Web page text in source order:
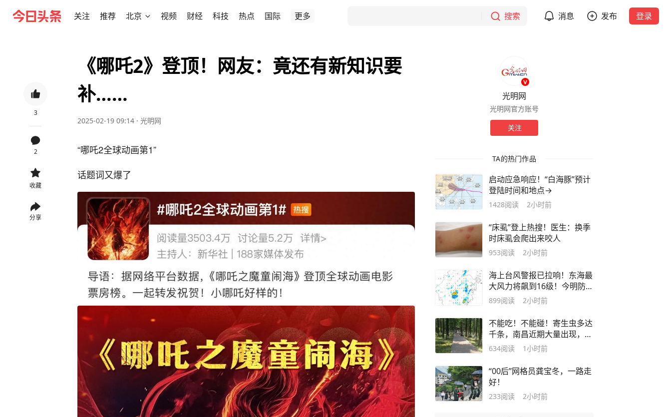
关注 推荐 北京 视频 财经 科技 热点 国际 更多 搜索 消息 发布 登录
3
2
收藏
分享
《哪吒2》登顶！网友：竟还有新知识要
补……
2025-02-19 09:14 · 光明网
“哪吒2全球动画第1”
话题词又爆了
光明网
光明网官方账号
关注
TA的热门作品
启动应急响应！“白海豚”预计
登陆时间和地点→
1428阅读 2小时前
“床虱”登上热搜！医生：换季
时床虱会爬出来咬人
953阅读 2小时前
海上台风警报已拉响！东海最
大风力将飙到16级！今明防暑
防雷，后天起防台风
899阅读 2小时前
不能吃！不能碰！寄生虫多达
千条，南昌近期大量出现，发
现立即上报
634阅读 1小时前
“00后”网格员龚宝冬，一路走
好！
233阅读 2小时前